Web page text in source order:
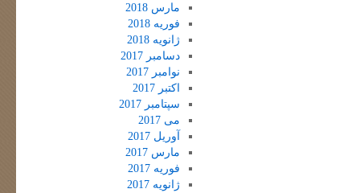
مارس 2018
فوریه 2018
ژانویه 2018
دسامبر 2017
نوامبر 2017
اکتبر 2017
سپتامبر 2017
می 2017
آوریل 2017
مارس 2017
فوریه 2017
ژانویه 2017